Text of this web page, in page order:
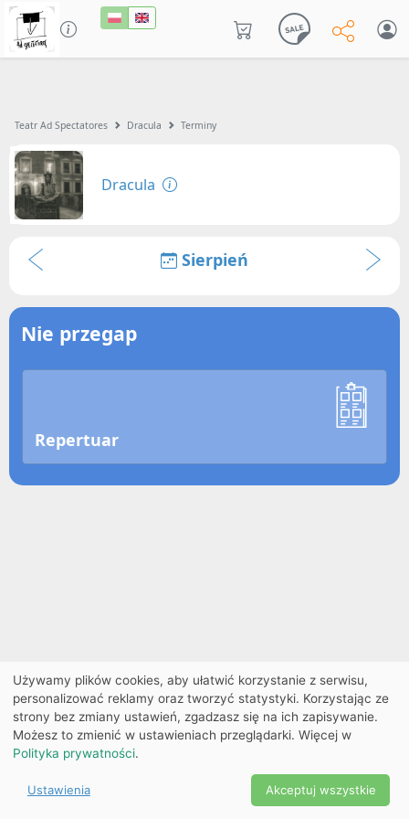
Teatr Ad Spectatores Dracula Terminy
Dracula
Sierpień
Nie przegap
Repertuar
Ekobilet2026 |
Ustawienia
cookies
2026
Używamy plików cookies, aby ułatwić korzystanie z serwisu,
personalizować reklamy oraz tworzyć statystyki. Korzystając ze
strony bez zmiany ustawień, zgadzasz się na ich zapisywanie.
Możesz to zmienić w ustawieniach przeglądarki. Więcej w
Polityka prywatności.
Ustawienia Akceptuj wszystkie